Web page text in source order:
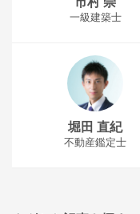
一級建築士
堀田 直紀
不動産鑑定士